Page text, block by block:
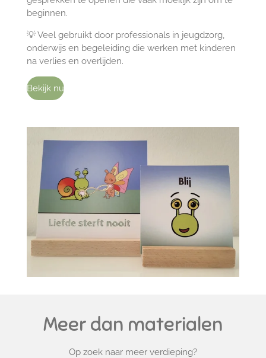
beginnen.
💡 Veel gebruikt door professionals in jeugdzorg,
onderwijs en begeleiding die werken met kinderen
na verlies en overlijden.
Bekijk nu
Meer dan materialen
Op zoek naar meer verdieping?